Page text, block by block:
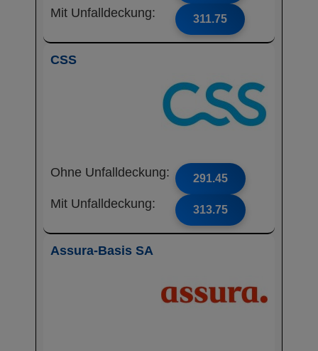
Mit Unfalldeckung: 311.75
CSS
Ohne Unfalldeckung: 291.45
Mit Unfalldeckung: 313.75
Assura-Basis SA